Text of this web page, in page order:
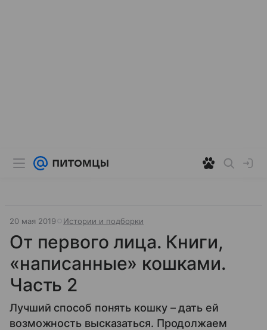
20 мая 2019 Истории и подборки
От первого лица. Книги,
«написанные» кошками.
Часть 2
Лучший способ понять кошку – дать ей
возможность высказаться. Продолжаем